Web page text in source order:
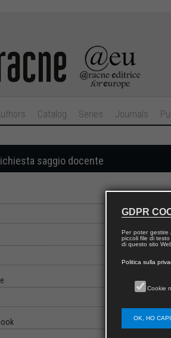
Catalog Series Journals
saggio docente
GDPR
Per poter gestire
piccoli file di
di questo sito
Politica sulla
Cookie
OK, HO